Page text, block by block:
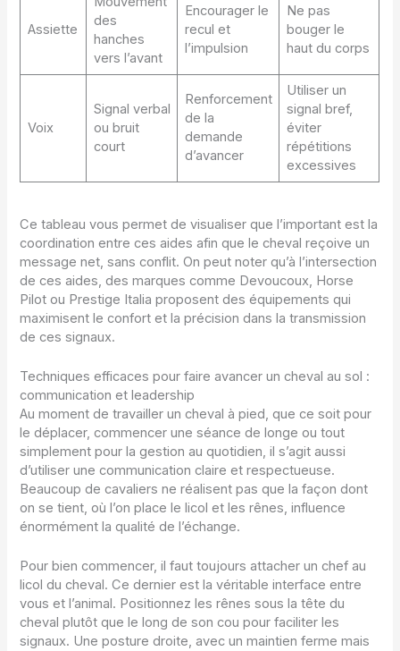
Assiette
des
hanches
vers l’avant
Encourager le
recul et
l’impulsion
Ne pas
bouger le
haut du corps
Voix
Signal verbal
ou bruit
court
Renforcement
de la
demande
d’avancer
Utiliser un
signal bref,
éviter
répétitions
excessives
Ce tableau vous permet de visualiser que l’important est la
coordination entre ces aides afin que le cheval reçoive un
message net, sans conflit. On peut noter qu’à l’intersection
de ces aides, des marques comme Devoucoux, Horse
Pilot ou Prestige Italia proposent des équipements qui
maximisent le confort et la précision dans la transmission
de ces signaux.
Techniques efficaces pour faire avancer un cheval au sol :
communication et leadership
Au moment de travailler un cheval à pied, que ce soit pour
le déplacer, commencer une séance de longe ou tout
simplement pour la gestion au quotidien, il s’agit aussi
d’utiliser une communication claire et respectueuse.
Beaucoup de cavaliers ne réalisent pas que la façon dont
on se tient, où l’on place le licol et les rênes, influence
énormément la qualité de l’échange.
Pour bien commencer, il faut toujours attacher un chef au
licol du cheval. Ce dernier est la véritable interface entre
vous et l’animal. Positionnez les rênes sous la tête du
cheval plutôt que le long de son cou pour faciliter les
signaux. Une posture droite, avec un maintien ferme mais